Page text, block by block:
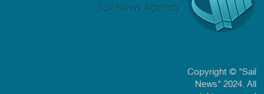
Copyright © "Sail
News" 2024. All